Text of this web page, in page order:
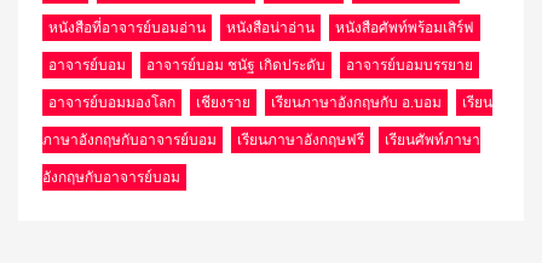
หนังสือที่อาจารย์บอมอ่าน หนังสือน่าอ่าน หนังสือศัพท์พร้อมเสิร์ฟ
อาจารย์บอม อาจารย์บอม ชนัฐ เกิดประดับ อาจารย์บอมบรรยาย
อาจารย์บอมมองโลก เชียงราย เรียนภาษาอังกฤษกับ อ.บอม เรียน
ภาษาอังกฤษกับอาจารย์บอม เรียนภาษาอังกฤษฟรี เรียนศัพท์ภาษา
อังกฤษกับอาจารย์บอม